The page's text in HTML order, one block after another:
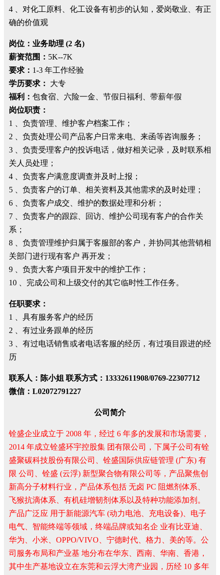
4 、对化工原料、化工设备有初步的认知，爱岗敬业、有正
确的价值观
岗位：业务助理 (2 名)
薪资范围： 5K--7K
要求： 1-3 年工作经验
学历要求：
大专
福利： 包食宿、六险一金、节假日福利、带薪年假
岗位职责：
1 、负责管理、维护客户档案工作；
2 、负责处理公司产品客户日常来电、来函等咨询服务；
3 、负责受理客户的投诉电话，做好相关记录，及时联系相
关人员处理；
4 、负责客户满意度调查并及时上报；
5 、负责客户的订单、相关资料及其他需求的及时处理；
6 、负责客户成交、维护的数据处理和分析；
7 、负责客户的跟踪、回访、维护公司现有客户的合作关
系；
8 、负责管理维护归属于客服部的客户，并协同其他营销相
关部门进行现有客户 再开发；
9 、负责大客户项目开发中的维护工作；
10 、完成公司和上级交付的其它临时性工作任务。
任职要求：
1 、具有服务客户的经历
2 、有过业务跟单的经历
3 、有过电话销售或者电话客服的经历，有过项目跟进的经
历
联系人：陈小姐 联系方式：13332611908/0769-22307712
微信：L02072791227
公司简介
铨盛企业成立于 2008 年，经过 6 年多的发展和市场需要，
2014 年成立铨盛环宇控股集 团有限公司，下属子公司有铨
盛聚碳科技股份有限公司、铨盛国际供应链管理 (广东) 有
限 公司、铨盛 (云浮) 新型聚合物有限公司等，产品聚焦创
新高分子材料行业，产品体系包括 无卤 PC 阻燃剂体系、
飞猴抗滴体系、有机硅增韧剂体系以及特种功能添加剂。
产品广泛应 用于新能源汽车 (动力电池、充电设备)、电子
电气、智能终端等领域，终端品牌或知名企 业有比亚迪、
华为、小米、OPPO/VIVO、宁德时代、格力、美的等。公
司服务布局和产业基 地分布在华东、西南、华南、香港，
其中生产基地设立在东莞和云浮大湾产业园，历经 10 多年